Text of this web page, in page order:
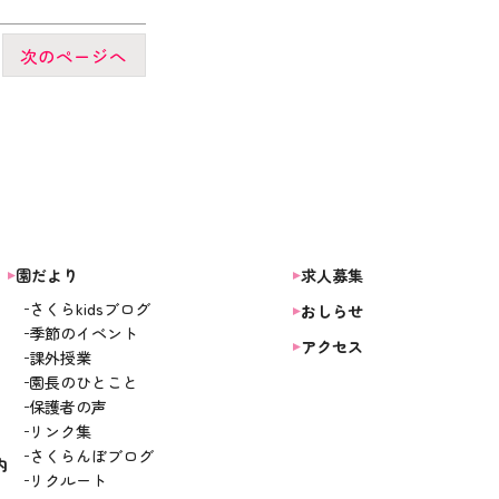
次のページへ
園だより
さくらkidsブログ
季節のイベント
課外授業
園長のひとこと
保護者の声
リンク集
さくらんぼブログ
リクルート
求人募集
おしらせ
アクセス